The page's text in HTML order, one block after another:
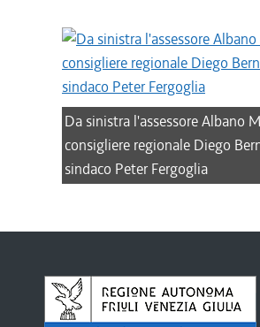
Da sinistra l'assessore Albano
consigliere regionale Diego
sindaco Peter Fergoglia